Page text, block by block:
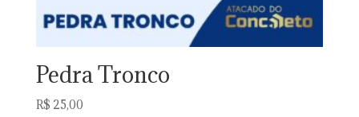
Pedra Tronco
R$ 25,00